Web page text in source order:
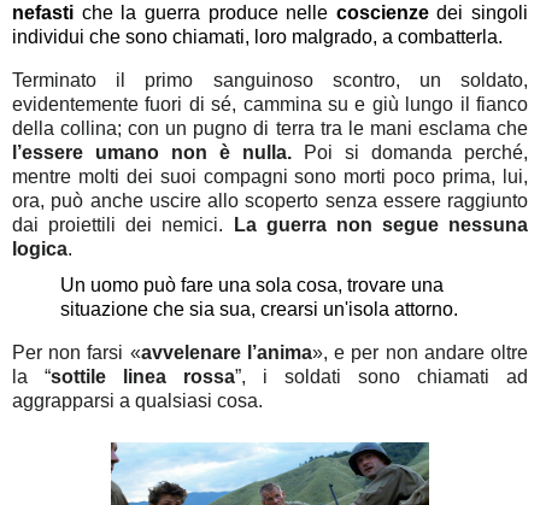
nefasti che la guerra produce nelle coscienzedei singoli
individui che sono chiamati, loro malgrado, a combatterla.
Terminato il primo sanguinoso scontro, un soldato,
evidentemente fuori di sé, cammina su e giù lungo il fianco
della collina; con un pugno di terra tra le mani esclama che
l’essere umano non è nulla.
Poi si domanda perché,
mentre molti dei suoi compagni sono morti poco prima, lui,
ora, può anche uscire allo scoperto senza essere raggiunto
dai proiettili dei nemici.
La guerra non segue nessuna
logica.
Un uomo può fare una sola cosa, trovare una
situazione che sia sua, crearsi un'isola attorno.
Per non farsi «avvelenare l’anima», e per non andare oltre
la “sottile linea rossa”, i soldati sono chiamati ad
aggrapparsi a qualsiasi cosa.